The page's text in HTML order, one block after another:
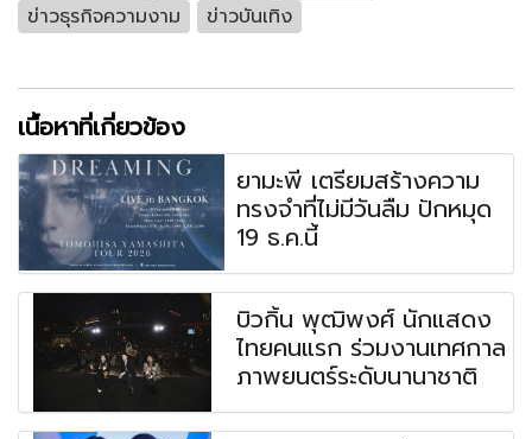
ข่าวธุรกิจความงาม
ข่าวบันเทิง
เนื้อหาที่เกี่ยวข้อง
ยามะพี เตรียมสร้างความ
ทรงจำที่ไม่มีวันลืม ปักหมุด
19 ธ.ค.นี้
บิวกิ้น พุฒิพงศ์ นักแสดง
ไทยคนแรก ร่วมงานเทศกาล
ภาพยนตร์ระดับนานาชาติ